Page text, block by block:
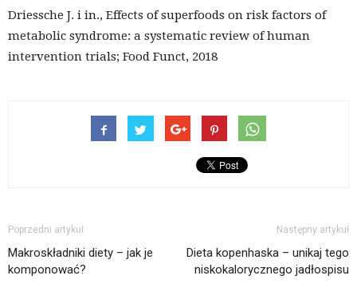
Driessche J. i in., Effects of superfoods on risk factors of
metabolic syndrome: a systematic review of human
intervention trials; Food Funct, 2018
Poprzedni artykuł
Makroskładniki diety – jak je
komponować?
Następny artykuł
Dieta kopenhaska – unikaj tego
niskokalorycznego jadłospisu